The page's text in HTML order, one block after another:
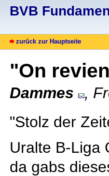
BVB
zurück zur Hauptseite
"On
Dammes
,
"Stolz der
Uralte B-Liga
da gabs